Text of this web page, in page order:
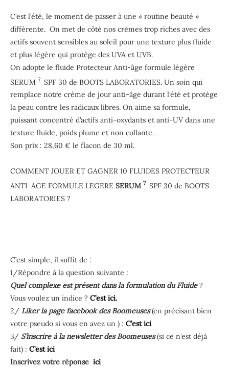
C’est l’été, le moment de passer à une « routine beauté »
différente. On met de côté nos crèmes trop riches avec des
actifs souvent sensibles au soleil pour une texture plus fluide
et plus légère qui protège des UVA et UVB.
On adopte le fluide Protecteur Anti-âge formule légère
SERUM 7 SPF 30 de BOOTS LABORATORIES. Un soin qui
remplace notre crème de jour anti-âge durant l’été et protège
la peau contre les radicaux libres. On aime sa formule,
puissant concentré d’actifs anti-oxydants et anti-UV dans une
texture fluide, poids plume et non collante.
Son prix : 28,60 € le flacon de 30 ml.
COMMENT JOUER ET GAGNER 10 FLUIDES PROTECTEUR
ANTI-AGE FORMULE LEGERE SERUM 7 SPF 30 de BOOTS
LABORATORIES ?
C’est simple, il suffit de :
1/Répondre à la question suivante :
Quel complexe est présent dans la formulation du Fluide ?
Vous voulez un indice ? C’est ici.
2/ Liker la page facebook des Boomeuses(en précisant bien
votre pseudo si vous en avez un ) : C’est ici
3/ S’inscrire à la newsletter des Boomeuses(si ce n’est déjà
fait) : C’est ici
Inscrivez votre réponse ici